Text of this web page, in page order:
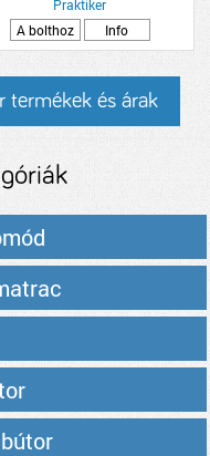
Praktiker
A bolthoz
Info
termékek és árak